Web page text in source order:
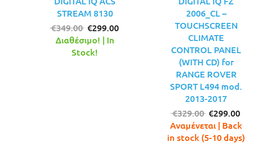
STREAM 8130
€349.00 Original
price
was:
€299.00
Διαθέσιμο! | In
Stock!
2006_CL –
TOUCHSCREEN
CLIMATE
CONTROL PANEL
(WITH CD) for
RANGE ROVER
SPORT L494 mod.
2013-2017
€329.00 Original
price
was:
€299.00
τιμή
Αναμένεται | Back
in stock (5-10 days)